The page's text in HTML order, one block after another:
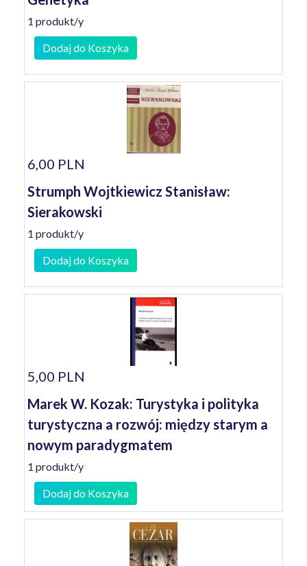
1 produkt/y
Dodaj do Koszyka
6,00 PLN
Strumph Wojtkiewicz Stanisław:
Sierakowski
1 produkt/y
Dodaj do Koszyka
5,00 PLN
Marek W. Kozak: Turystyka i polityka
turystyczna a rozwój: między starym a
nowym paradygmatem
1 produkt/y
Dodaj do Koszyka